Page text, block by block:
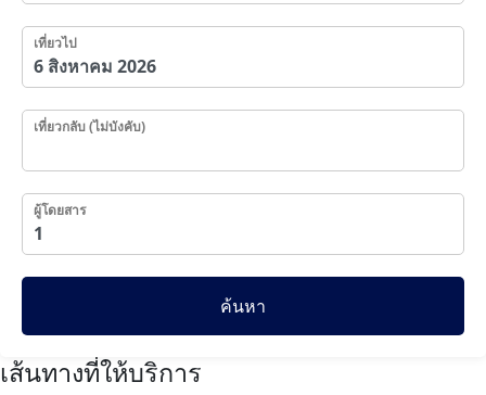
เที่ยวไป
เที่ยวกลับ (ไม่บังคับ)
ผู้โดยสาร
ค้นหา
เส้นทางที่ให้บริการ